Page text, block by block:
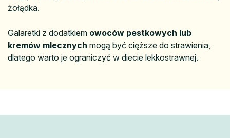
żołądka.
Galaretki z dodatkiem owoców pestkowych lub
kremów mlecznych mogą być cięższe do strawienia,
dlatego warto je ograniczyć w diecie lekkostrawnej.